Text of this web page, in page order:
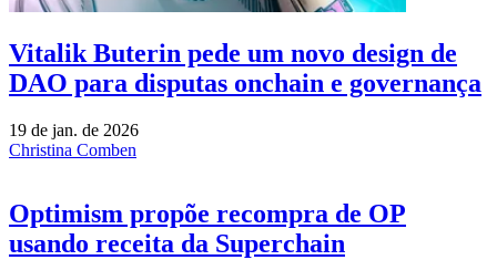
Vitalik Buterin pede um novo design de
DAO para disputas onchain e governança
19 de jan. de 2026
Christina Comben
Optimism propõe recompra de OP
usando receita da Superchain